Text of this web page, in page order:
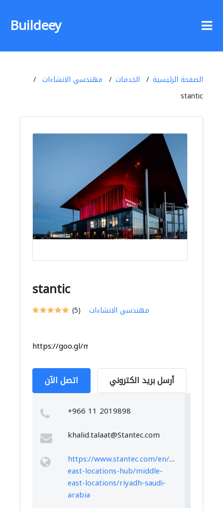
Buildeey
الصفحة الرئيسية الخدمات
مهندسي الانشاءات
stantic
stantic
(5) مهندسي الانشاءات
https://goo.gl/maps/P3gZeZJutCWrT6BH7
اتصل الآن أرسل بريد الكتروني
+966 11 2019898
khalid.talaat@Stantec.com
https://www.stantec.com/en/offices/middle-
east-locations-hub/middle-
east-locations/riyadh-saudi-
arabia